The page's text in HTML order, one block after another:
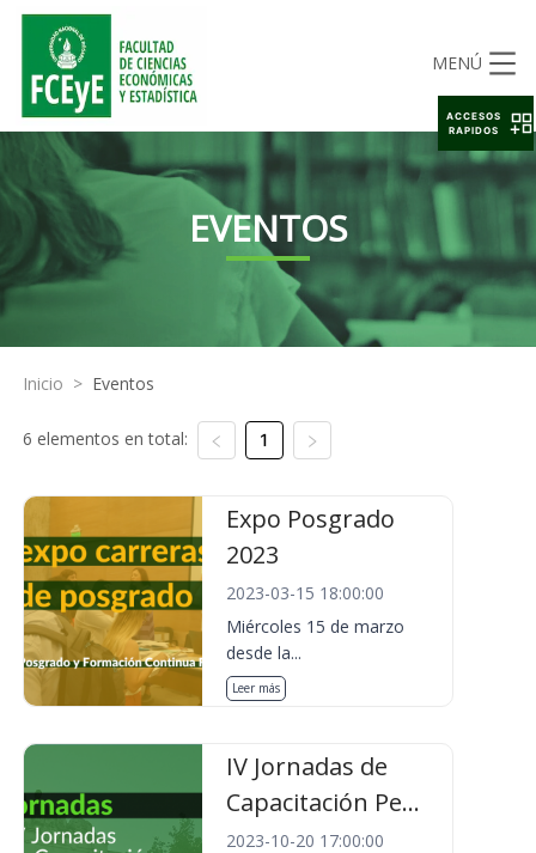
MENÚ
EVENTOS
Inicio > Eventos
6 elementos en total: 1
Expo Posgrado
2023
2023-03-15 18:00:00
Miércoles 15 de marzo
desde la...
Leer más
IV Jornadas de
Capacitación Pe...
2023-10-20 17:00:00
ACCESOS
RAPIDOS